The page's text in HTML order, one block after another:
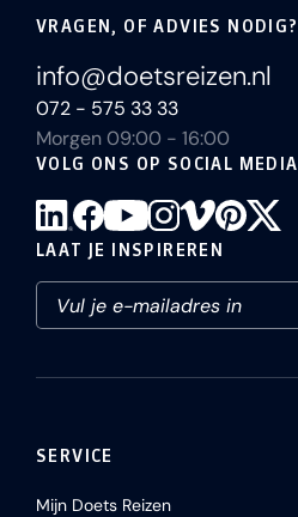
VRAGEN, OF ADVIES NODIG?
info@doetsreizen.nl
072 - 575 33 33
Morgen 09:00 - 16:00
VOLG ONS OP SOCIAL MEDIA
LAAT JE INSPIREREN
SERVICE
Mijn Doets Reizen